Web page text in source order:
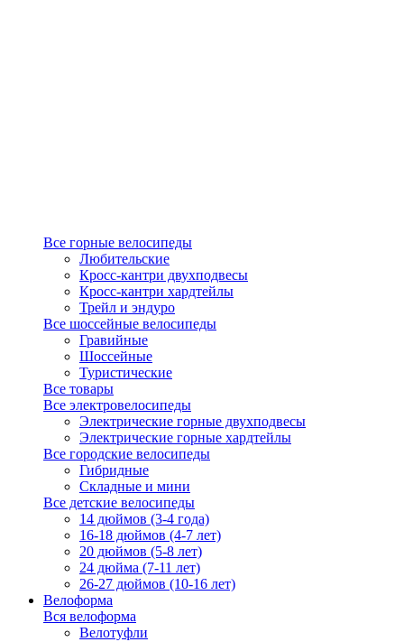
Все горные велосипеды
Любительские
Кросс-кантри двухподвесы
Кросс-кантри хардтейлы
Трейл и эндуро
Все шоссейные велосипеды
Гравийные
Шоссейные
Туристические
Все товары
Все электровелосипеды
Электрические горные двухподвесы
Электрические горные хардтейлы
Все городские велосипеды
Гибридные
Складные и мини
Все детские велосипеды
14 дюймов (3-4 года)
16-18 дюймов (4-7 лет)
20 дюймов (5-8 лет)
24 дюйма (7-11 лет)
26-27 дюймов (10-16 лет)
Велоформа
Вся велоформа
Велотуфли